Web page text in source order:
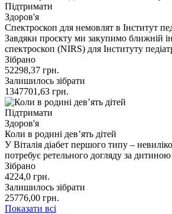
Підтримати
Здоров'я
Спектроскоп для немовлят в Інститут
Завдяки проєкту ми закупимо ближній
спектроскоп (NIRS) для Інституту
Зібрано
52298,37 грн.
Залишилось зібрати
1347701,63 грн.
Підтримати
Здоров'я
Коли в родині дев’ять дітей
У Віталія діабет першого типу –
потребує ретельного догляду за дитиною
Зібрано
4224,0 грн.
Залишилось зібрати
25776,00 грн.
Показати всі